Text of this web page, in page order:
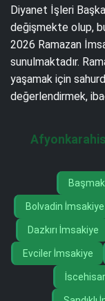
Diyanet İşleri
değişmekte olup,
2026 Ramazan
sunulmaktadır.
yaşamak için
değerlendirmek,
Bolvadin İmsakiye
Dazkırı İmsakiye
Evciler İmsakiye